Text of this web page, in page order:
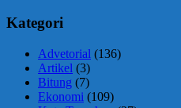
Kategori
Advetorial (136)
Artikel (3)
Bitung (7)
Ekonomi (109)